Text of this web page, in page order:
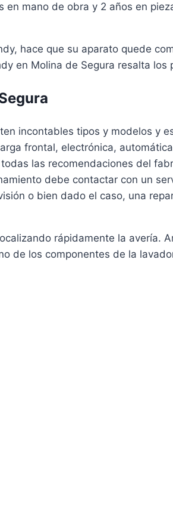
mano de obra y 2 años en
hace que su aparato quede
en Molina de Segura resalta los
incontables tipos y modelos y
frontal, electrónica,
las recomendaciones del
debe contactar con un
o bien dado el caso, una
rápidamente la avería.
de los componentes de la